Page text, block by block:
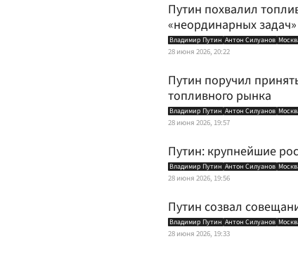
Путин похвалил
«неординарных задач»
Владимир Путин Антон Силуанов
28 июня 2026, 20:22
Путин поручил
топливного рынка
Владимир Путин Антон Силуанов
28 июня 2026, 19:57
Путин: крупнейшие
Владимир Путин Антон Силуанов
28 июня 2026, 19:56
Путин созвал
Владимир Путин Антон Силуанов
28 июня 2026, 19:33